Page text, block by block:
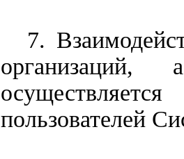
7.
пользователей